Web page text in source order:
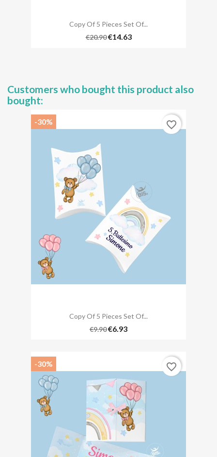
Copy Of 5 Pieces Set Of...
€20.90 €14.63
Customers who bought this product also
bought:
Copy Of 5 Pieces Set Of...
€9.90€6.93
-30% favorite_border
-30% favorite_border